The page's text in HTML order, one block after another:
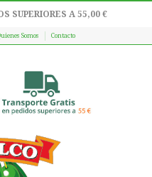
SUPERIORES A 55,00 €
Somos Contacto